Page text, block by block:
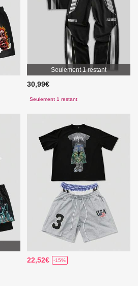
Seulement 1 restant
30,99€
Seulement 1 restant
22,52€ -15%